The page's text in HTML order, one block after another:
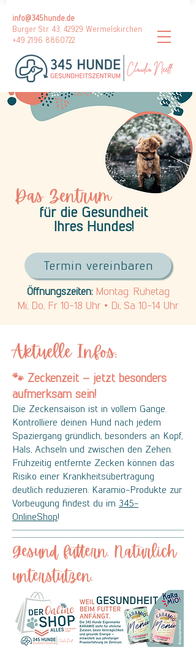
info@345hunde.de
Burger Str. 43, 42929 Wermelskirchen
+49 2196 8860722
Das Zentrum
für die Gesundheit
Ihres Hundes!
Termin vereinbaren
Öffnungszeiten:Montag: Ruhetag
Mi, Do, Fr 10-18 Uhr • Di, Sa 10-14 Uhr
Aktuelle Infos:
🐾 Zeckenzeit – jetzt besonders
aufmerksam sein!
Die Zeckensaison ist in vollem Gange.
Kontrolliere deinen Hund nach jedem
Spaziergang gründlich, besonders an Kopf,
Hals, Achseln und zwischen den Zehen.
Frühzeitig entfernte Zecken können das
Risiko einer Krankheitsübertragung
deutlich reduzieren. Karamio-Produkte zur
Vorbeugung findest du im 345-
OnlineShop!
Gesund füttern. Natürlich
unterstützen.